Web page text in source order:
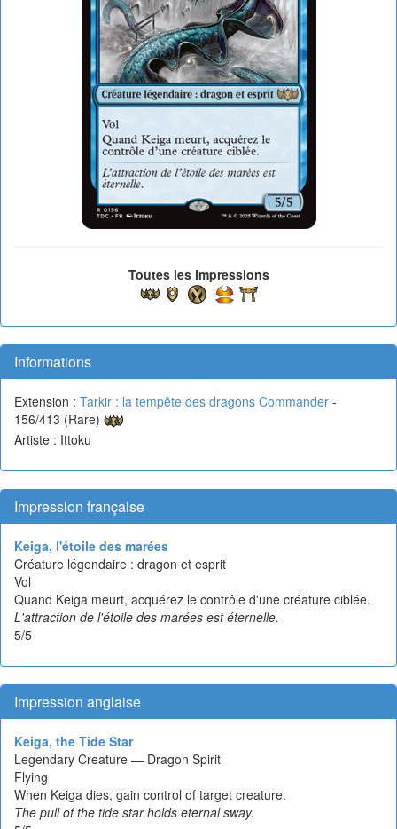
Toutes les impressions
Informations
Extension : Tarkir : la tempête des dragons Commander -
156/413 (Rare)
Artiste : Ittoku
Impression française
Keiga, l'étoile des marées
Créature légendaire : dragon et esprit
Vol
Quand Keiga meurt, acquérez le contrôle d'une créature ciblée.
L'attraction de l'étoile des marées est éternelle.
5/5
Impression anglaise
Keiga, the Tide Star
Legendary Creature — Dragon Spirit
Flying
When Keiga dies, gain control of target creature.
The pull of the tide star holds eternal sway.